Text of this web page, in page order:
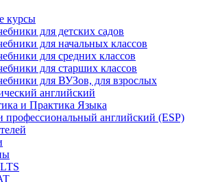
курсы
для детских садов
для начальных классов
для средних классов
для старших классов
для ВУЗов, для взрослых
английский
и Практика Языка
профессиональный английский (ESP)